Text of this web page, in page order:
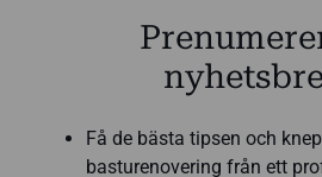
Få de bästa tipsen och
basturenovering från ett